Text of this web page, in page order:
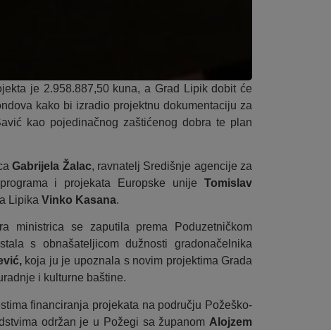
je 2.958.887,50 kuna, a Grad Lipik dobit će
kako bi izradio projektnu dokumentaciju za
kao pojedinačnog zaštićenog dobra te plan
Gabrijela Žalac, ravnatelj Središnje agencije za
i projekata Europske unije Tomislav
Lipika Vinko Kasana.
ministrica se zaputila prema Poduzetničkom
s obnašateljicom dužnosti gradonačelnika
koja ju je upoznala s novim projektima Grada
i kulturne baštine.
financiranja projekata na području Požeško-
održan je u Požegi sa županom Alojzem